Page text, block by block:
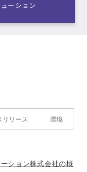
ーション
リリース 環境
ション株式会社の概